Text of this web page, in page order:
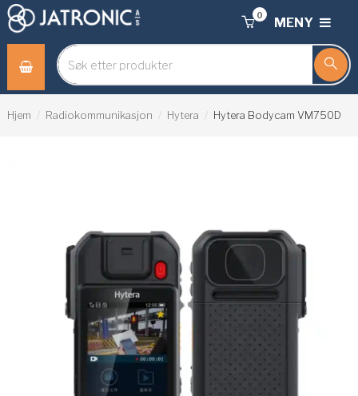
MENY
0
Hjem Radiokommunikasjon Hytera Hytera Bodycam VM750D